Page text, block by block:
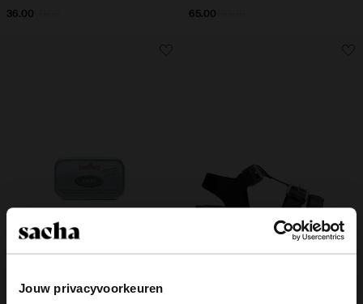
Jouw privacyvoorkeuren
36.00 65.00
Super Shine glansspons